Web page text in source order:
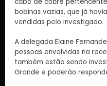
cabo de cobre
bobinas vazias, que já
vendidas pelo investigado.
A delegada Elaine
pessoas envolvidas na
também estão sendo
Grande e poderão